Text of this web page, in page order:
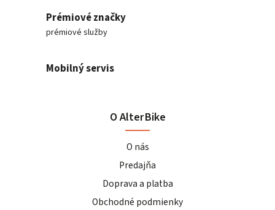
Prémiové značky
prémiové služby
Mobilný servis
O AlterBike
O nás
Predajňa
Doprava a platba
Obchodné podmienky